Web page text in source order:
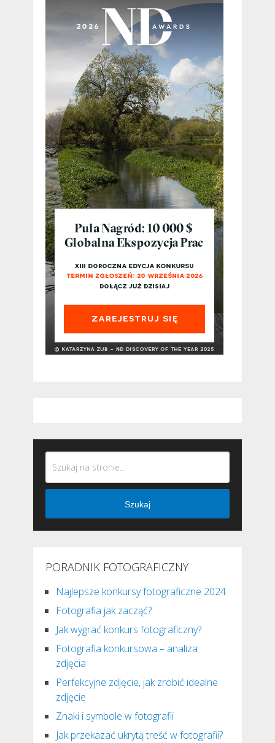
Szukaj
PORADNIK FOTOGRAFICZNY
Najlepsze konkursy fotograficzne 2024
Fotografia jak zacząć?
Jak wygrać konkurs fotograficzny?
Fotografia konkursowa – analiza
zdjęcia
Perfekcyjne zdjęcie, jak zrobić idealne
zdjęcie
Znaki i symbole w fotografii
Jak przekazać ukrytą treść w fotografii?